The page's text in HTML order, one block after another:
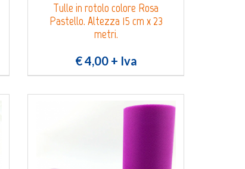
Tulle in rotolo colore Rosa
Pastello. Altezza 15 cm x 23
metri.
€ 4,00+ Iva